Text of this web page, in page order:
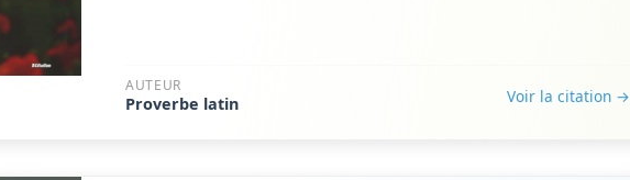
AUTEUR
Proverbe latin Voir la citation →